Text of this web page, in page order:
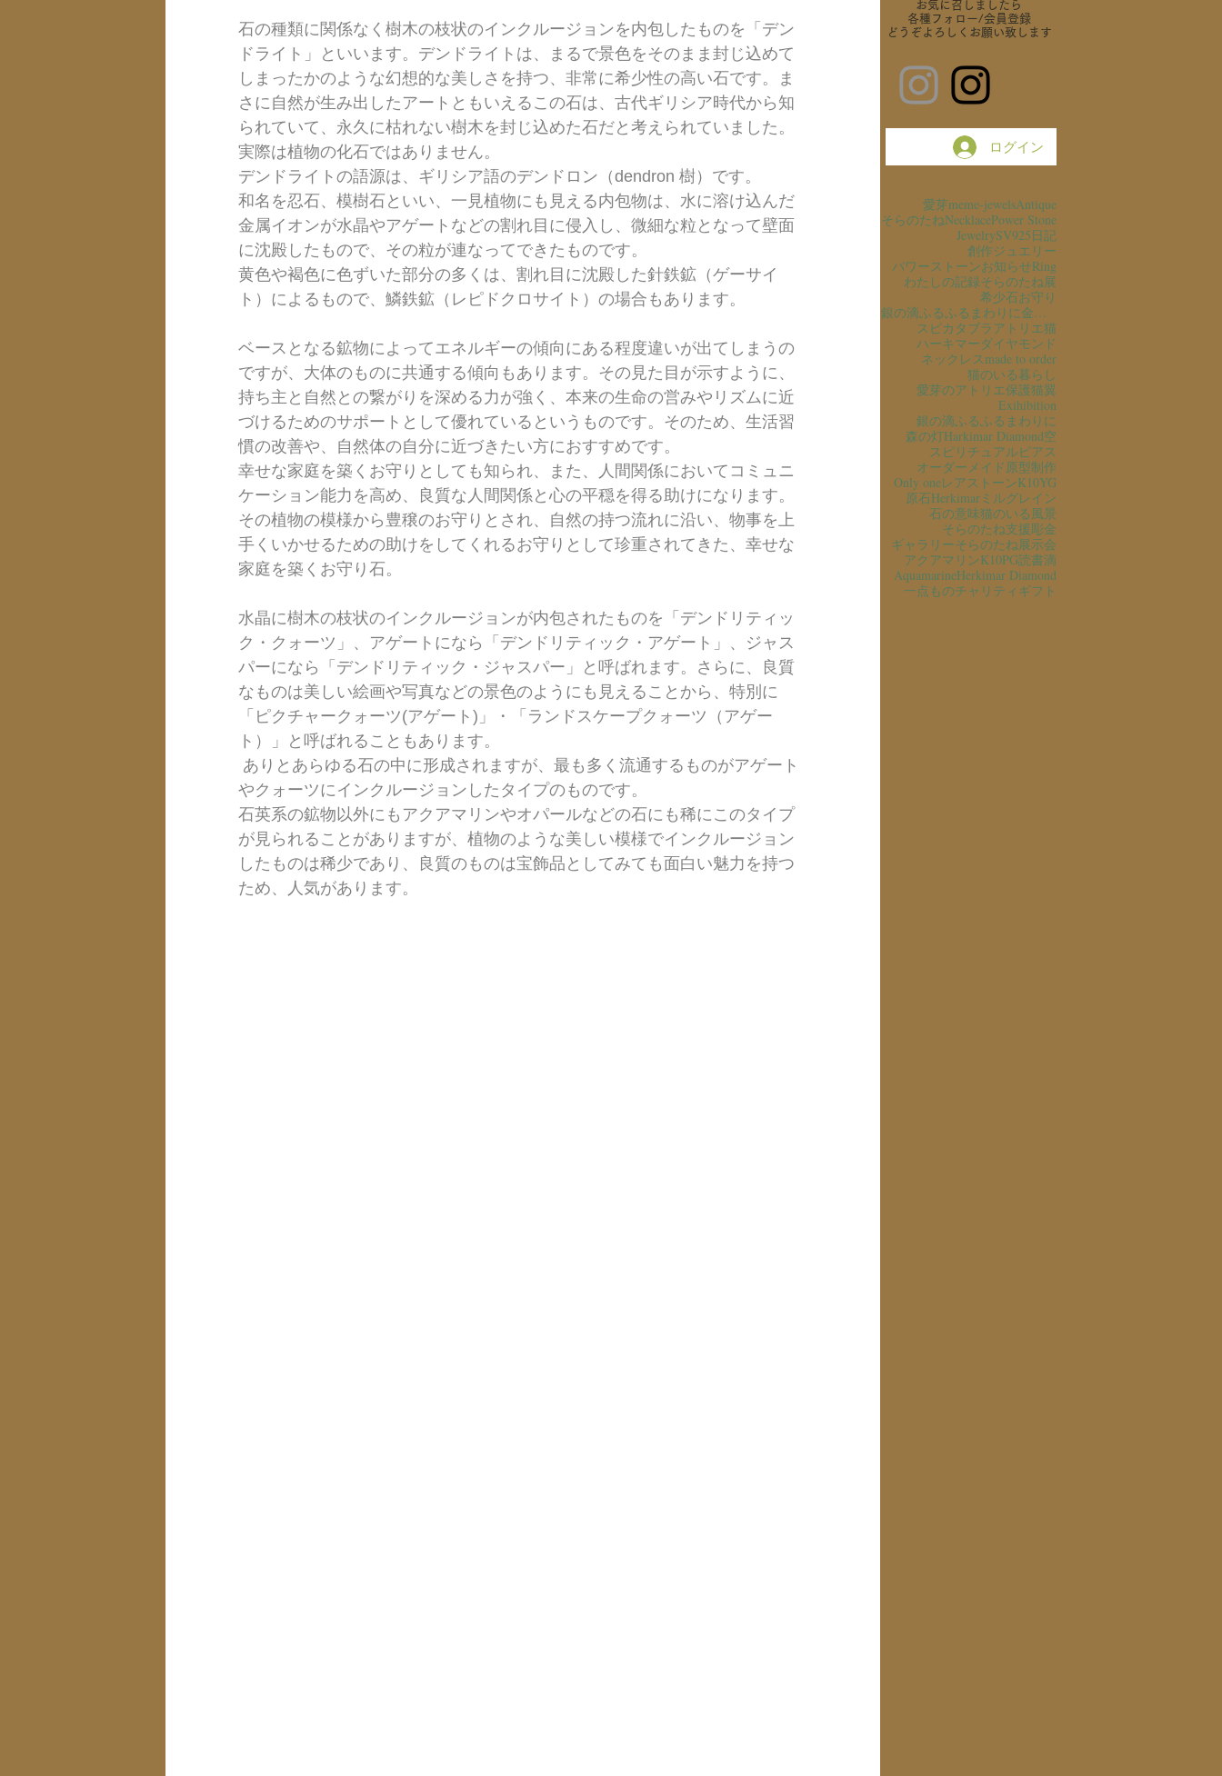
石の種類に関係なく樹木の枝状のインクルージョンを内包したものを「デン
ドライト」といいます。デンドライトは、まるで景色をそのまま封じ込めて
しまったかのような幻想的な美しさを持つ、非常に希少性の高い石です。ま
さに自然が生み出したアートともいえるこの石は、古代ギリシア時代から知
られていて、永久に枯れない樹木を封じ込めた石だと考えられていました。
実際は植物の化石ではありません。
デンドライトの語源は、ギリシア語のデンドロン（dendron 樹）です。
和名を忍石、模樹石といい、一見植物にも見える内包物は、水に溶け込んだ
金属イオンが水晶やアゲートなどの割れ目に侵入し、微細な粒となって壁面
に沈殿したもので、その粒が連なってできたものです。
黄色や褐色に色ずいた部分の多くは、割れ目に沈殿した針鉄鉱（ゲーサイ
ト）によるもので、鱗鉄鉱（レピドクロサイト）の場合もあります。
ベースとなる鉱物によってエネルギーの傾向にある程度違いが出てしまうの
ですが、大体のものに共通する傾向もあります。その見た目が示すように、
持ち主と自然との繋がりを深める力が強く、本来の生命の営みやリズムに近
づけるためのサポートとして優れているというものです。そのため、生活習
慣の改善や、自然体の自分に近づきたい方におすすめです。
幸せな家庭を築くお守りとしても知られ、また、人間関係においてコミュニ
ケーション能力を高め、良質な人間関係と心の平穏を得る助けになります。
その植物の模様から豊穣のお守りとされ、自然の持つ流れに沿い、物事を上
手くいかせるための助けをしてくれるお守りとして珍重されてきた、幸せな
家庭を築くお守り石。
水晶に樹木の枝状のインクルージョンが内包されたものを「デンドリティッ
ク・クォーツ」、アゲートになら「デンドリティック・アゲート」、ジャス
パーになら「デンドリティック・ジャスパー」と呼ばれます。さらに、良質
なものは美しい絵画や写真などの景色のようにも見えることから、特別に
「ピクチャークォーツ(アゲート)」・「ランドスケープクォーツ（アゲー
ト）」と呼ばれることもあります。
やクォーツにインクルージョンしたタイプのものです。
石英系の鉱物以外にもアクアマリンやオパールなどの石にも稀にこのタイプ
が見られることがありますが、植物のような美しい模様でインクルージョン
したものは稀少であり、良質のものは宝飾品としてみても面白い魅力を持つ
ため、人気があります。
お気に召しましたら
各種フォロー/会員登録
どうぞよろしくお願い致します
ログイン
愛芽meme-jewelsAntique
そらのたねNecklacePower Stone
JewelrySV925日記
創作ジュエリー
パワーストーンお知らせRing
わたしの記録そらのたね展
希少石お守り
銀の滴ふるふるまわりに金の滴ふるふるまわりに
スピカタブラ アトリエ猫
ハーキマーダイヤモンド
ネックレスmade to order
猫のいる暮らし
愛芽のアトリエ保護猫翼
Exihibition
銀の滴ふるふるまわりに
森の灯Harkimar Diamond空
スピリチュアルピアス
オーダーメイド原型制作
Only oneレアストーンK10YG
原石Herkimarミルグレイン
石の意味猫のいる風景
そらのたね支援彫金
ギャラリーそらのたね展示会
アクアマリンK10PG読書滴
AquamarineHerkimar Diamond
一点ものチャリティ ギフト